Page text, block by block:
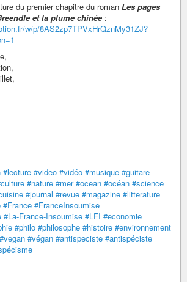
du premier chapitre du roman Les pages
et la plume chinée :
w/p/8AS2zp7TPVxHrQznMy31ZJ?
#lecture #video #vidéo #musique #guitare
#nature #mer #ocean #océan #science
#journal #revue #magazine #litterature
#France #FranceInsoumise
#La-France-Insoumise #LFI #economie
#philo #philosophe #histoire #environnement
#vegan #végan #antispeciste #antispéciste